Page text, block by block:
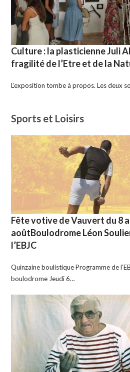
Culture : la plasticienne Juli
fragilité de l’Etre et de la
L’exposition tombe à propos. Les deux
Sports et Loisirs
Fête votive de Vauvert du 8
aoûtBoulodrome Léon
l’EBJC
Quinzaine boulistique Programme de
boulodrome Jeudi 6…